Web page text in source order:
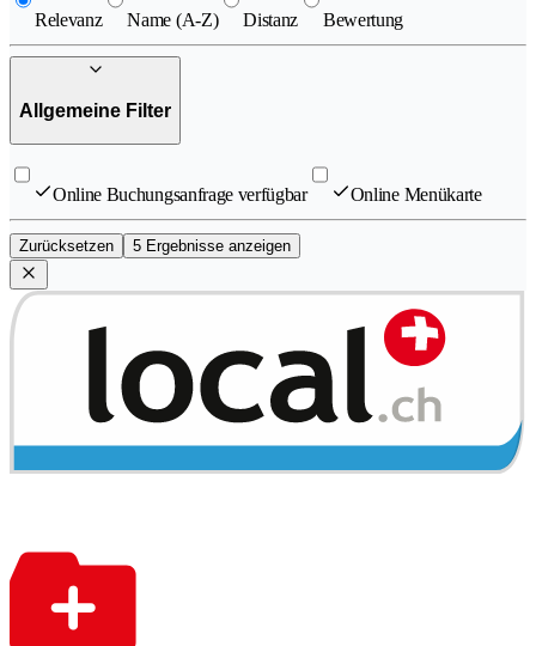
Relevanz Name (A-Z) Distanz Bewertung
Allgemeine Filter
Online Buchungsanfrage verfügbar Online Menükarte
Zurücksetzen 5 Ergebnisse anzeigen